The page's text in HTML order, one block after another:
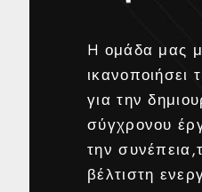
H ομάδα μας
ικανοποιήσει
για την
σύγχρονου
την
βέλτιστη